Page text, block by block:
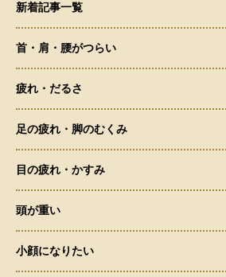
新着記事一覧
首・肩・腰がつらい
疲れ・だるさ
足の疲れ・脚のむくみ
目の疲れ・かすみ
頭が重い
小顔になりたい